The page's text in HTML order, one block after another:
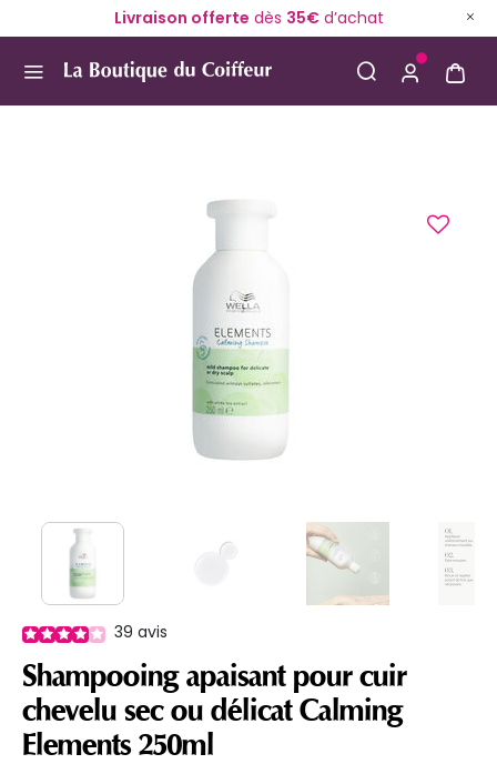
Livraison offerte dès 35€d’achat
39 avis
Shampooing apaisant pour cuir
chevelu sec ou délicat Calming
Elements 250ml